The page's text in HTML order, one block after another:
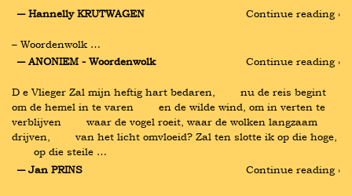
― Hannelly KRUTWAGEN
Continue reading ›
– Woordenwolk …
― ANONIEM - Woordenwolk
Continue reading ›
D e Vlieger Zal mijn heftig hart bedaren,        nu de reis begint
om de hemel in te varen        en de wilde wind, om in verten te
verblijven        waar de vogel roeit, waar de wolken langzaam
drijven,        van het licht omvloeid? Zal ten slotte ik op die hoge,
op die steile …
― Jan PRINS
Continue reading ›